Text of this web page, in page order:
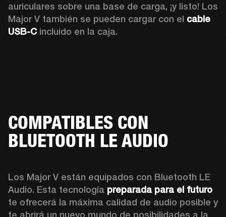
auriculares sobre una base de carga, ¡y listo! Los
Major V también se pueden cargar con el cable
USB-C incluido en la caja.
COMPATIBLES CON
BLUETOOTH LE AUDIO
Los Major V están equipados con Bluetooth LE
Audio. Esta tecnología preparada para el futuro
te ofrecerá la máxima calidad de audio posible y
te abrirá un nuevo mundo de posibilidades a la